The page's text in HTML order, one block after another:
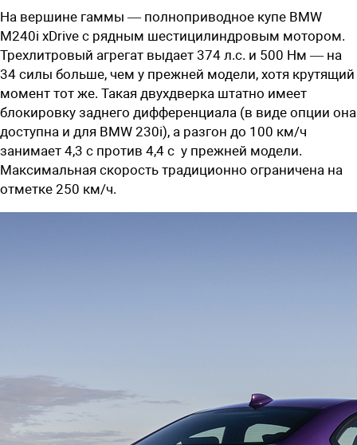
На вершине гаммы — полноприводное купе BMW
M240i xDrive с рядным шестицилиндровым мотором.
Трехлитровый агрегат выдает 374 л.с. и 500 Нм — на
34 силы больше, чем у прежней модели, хотя крутящий
момент тот же. Такая двухдверка штатно имеет
блокировку заднего дифференциала (в виде опции она
доступна и для BMW 230i), а разгон до 100 км/ч
занимает 4,3 с против 4,4 с у прежней модели.
Максимальная скорость традиционно ограничена на
отметке 250 км/ч.